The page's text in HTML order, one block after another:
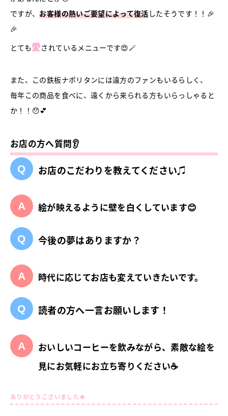
ですが、お客様の熱いご要望によって復活したそうです！！🎉
🎉
とても愛されているメニューです😍🪄
また、この鉄板ナポリタンには遠方のファンもいるらしく、
毎年この商品を食べに、遠くから来られる方もいらっしゃると
か！！😯💕
お店の方へ質問👂
お店のこだわりを教えてください♫
絵が映えるように壁を白くしています😊
今後の夢はありますか？
時代に応じてお店も変えていきたいです。
読者の方へ一言お願いします！
おいしいコーヒーを飲みながら、素敵な絵を
見にお気軽にお立ち寄りください☕
ありがとうございました🍀